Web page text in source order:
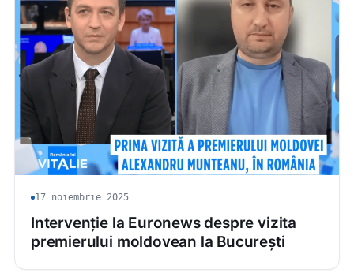
17 noiembrie 2025
Intervenție la Euronews despre vizita
premierului moldovean la București